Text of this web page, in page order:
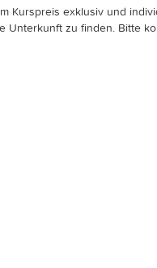
Kurspreis exklusiv und
Unterkunft zu finden. Bitte